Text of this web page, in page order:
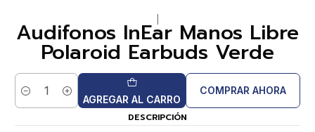
Audifonos InEar Manos Libre
Polaroid Earbuds Verde
Cantidad AGREGAR AL CARRO
COMPRAR AHORA
DESCRIPCIÓN